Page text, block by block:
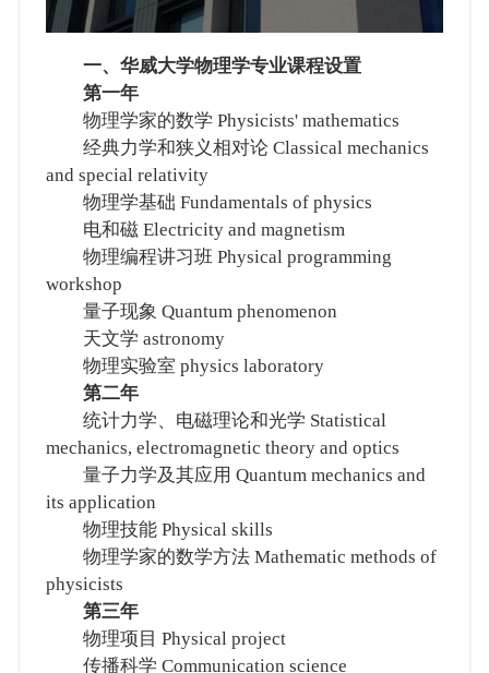
一、华威大学物理学专业课程设置
第一年
物理学家的数学 Physicists' mathematics
经典力学和狭义相对论 Classical mechanics
and special relativity
物理学基础 Fundamentals of physics
电和磁 Electricity and magnetism
物理编程讲习班 Physical programming
workshop
量子现象 Quantum phenomenon
天文学 astronomy
物理实验室 physics laboratory
第二年
统计力学、电磁理论和光学 Statistical
mechanics, electromagnetic theory and optics
量子力学及其应用 Quantum mechanics and
its application
物理技能 Physical skills
物理学家的数学方法 Mathematic methods of
physicists
第三年
物理项目 Physical project
传播科学 Communication science